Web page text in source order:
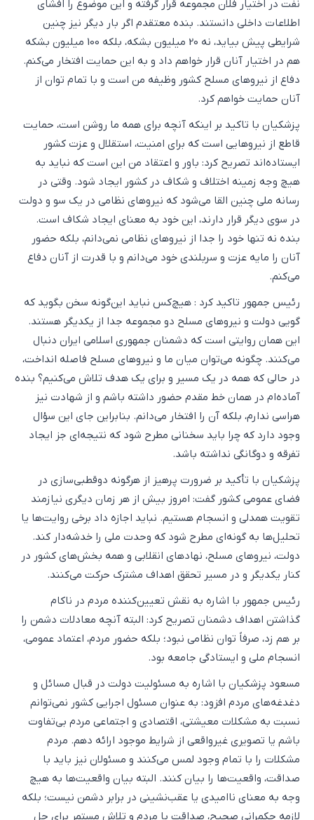
نفت در اختیار فلان مجموعه قرار گرفته و این موضوع را افشای
اطلاعات داخلی دانستند. بنده معتقدم اگر بار دیگر نیز چنین
شرایطی پیش بیاید، نه 20 میلیون بشکه، بلکه 100 میلیون بشکه
هم در اختیار آنان قرار خواهم داد و به این حمایت افتخار می‌کنم.
دفاع از نیروهای مسلح کشور وظیفه من است و با تمام توان از
آنان حمایت خواهم کرد.
پزشکیان با تاکید بر اینکه آنچه برای همه ما روشن است، حمایت
قاطع از نیروهایی است که برای امنیت، استقلال و عزت کشور
ایستاده‌اند تصریح کرد: باور و اعتقاد من این است که نباید به
هیچ وجه زمینه اختلاف و شکاف در کشور ایجاد شود. وقتی در
رسانه ملی چنین القا می‌شود که نیروهای نظامی در یک سو و دولت
در سوی دیگر قرار دارند، این خود به معنای ایجاد شکاف است.
بنده نه تنها خود را جدا از نیروهای نظامی نمی‌دانم، بلکه حضور
آنان را مایه عزت و سربلندی خود می‌دانم و با قدرت از آنان دفاع
می‌کنم.
رئیس جمهور تاکید کرد : هیچ‌کس نباید این‌گونه سخن بگوید که
گویی دولت و نیروهای مسلح دو مجموعه جدا از یکدیگر هستند.
این همان روایتی است که دشمنان جمهوری اسلامی ایران دنبال
می‌کنند. چگونه می‌توان میان ما و نیروهای مسلح فاصله انداخت،
در حالی که همه در یک مسیر و برای یک هدف تلاش می‌کنیم؟ بنده
آماده‌ام در همان خط مقدم حضور داشته باشم و از شهادت نیز
هراسی ندارم، بلکه آن را افتخار می‌دانم. بنابراین جای این سؤال
وجود دارد که چرا باید سخنانی مطرح شود که نتیجه‌ای جز ایجاد
تفرقه و دوگانگی نداشته باشد.
پزشکیان با تأکید بر ضرورت پرهیز از هرگونه دوقطبی‌سازی در
فضای عمومی کشور گفت: امروز بیش از هر زمان دیگری نیازمند
تقویت همدلی و انسجام هستیم. نباید اجازه داد برخی روایت‌ها یا
تحلیل‌ها به گونه‌ای مطرح شود که وحدت ملی را خدشه‌دار کند.
دولت، نیروهای مسلح، نهادهای انقلابی و همه بخش‌های کشور در
کنار یکدیگر و در مسیر تحقق اهداف مشترک حرکت می‌کنند.
رئیس جمهور با اشاره به نقش تعیین‌کننده مردم در ناکام
گذاشتن اهداف دشمنان تصریح کرد: البته آنچه معادلات دشمن را
بر هم زد، صرفاً توان نظامی نبود؛ بلکه حضور مردم، اعتماد عمومی،
انسجام ملی و ایستادگی جامعه بود.
مسعود پزشکیان با اشاره به مسئولیت دولت در قبال مسائل و
دغدغه‌های مردم افزود: به عنوان مسئول اجرایی کشور نمی‌توانم
نسبت به مشکلات معیشتی، اقتصادی و اجتماعی مردم بی‌تفاوت
باشم یا تصویری غیرواقعی از شرایط موجود ارائه دهم. مردم
مشکلات را با تمام وجود لمس می‌کنند و مسئولان نیز باید با
صداقت، واقعیت‌ها را بیان کنند. البته بیان واقعیت‌ها به هیچ
وجه به معنای ناامیدی یا عقب‌نشینی در برابر دشمن نیست؛ بلکه
لازمه حکمرانی صحیح، صداقت با مردم و تلاش مستمر برای حل